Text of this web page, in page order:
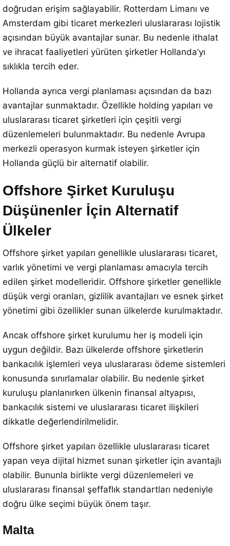
doğrudan erişim sağlayabilir. Rotterdam Limanı ve
Amsterdam gibi ticaret merkezleri uluslararası lojistik
açısından büyük avantajlar sunar. Bu nedenle ithalat
ve ihracat faaliyetleri yürüten şirketler Hollanda’yı
sıklıkla tercih eder.
Hollanda ayrıca vergi planlaması açısından da bazı
avantajlar sunmaktadır. Özellikle holding yapıları ve
uluslararası ticaret şirketleri için çeşitli vergi
düzenlemeleri bulunmaktadır. Bu nedenle Avrupa
merkezli operasyon kurmak isteyen şirketler için
Hollanda güçlü bir alternatif olabilir.
Offshore Şirket Kuruluşu
Düşünenler İçin Alternatif
Ülkeler
Offshore şirket yapıları genellikle uluslararası ticaret,
varlık yönetimi ve vergi planlaması amacıyla tercih
edilen şirket modelleridir. Offshore şirketler genellikle
düşük vergi oranları, gizlilik avantajları ve esnek şirket
yönetimi gibi özellikler sunan ülkelerde kurulmaktadır.
Ancak offshore şirket kurulumu her iş modeli için
uygun değildir. Bazı ülkelerde offshore şirketlerin
bankacılık işlemleri veya uluslararası ödeme sistemleri
konusunda sınırlamalar olabilir. Bu nedenle şirket
kuruluşu planlanırken ülkenin finansal altyapısı,
bankacılık sistemi ve uluslararası ticaret ilişkileri
dikkatle değerlendirilmelidir.
Offshore şirket yapıları özellikle uluslararası ticaret
yapan veya dijital hizmet sunan şirketler için avantajlı
olabilir. Bununla birlikte vergi düzenlemeleri ve
uluslararası finansal şeffaflık standartları nedeniyle
doğru ülke seçimi büyük önem taşır.
Malta